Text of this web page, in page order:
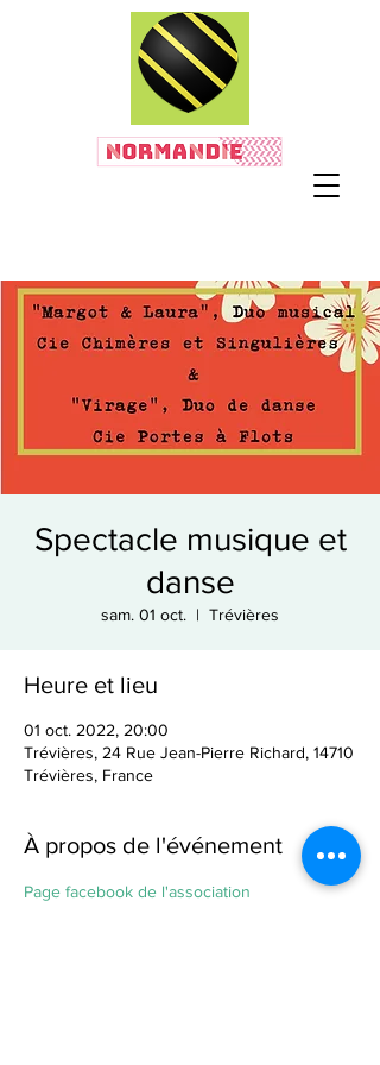
Spectacle musique et
danse
sam. 01 oct.
  |
Trévières
Heure et lieu
01 oct. 2022, 20:00
Trévières, 24 Rue Jean-Pierre Richard, 14710
Trévières, France
À propos de l'événement
Page facebook de l'association